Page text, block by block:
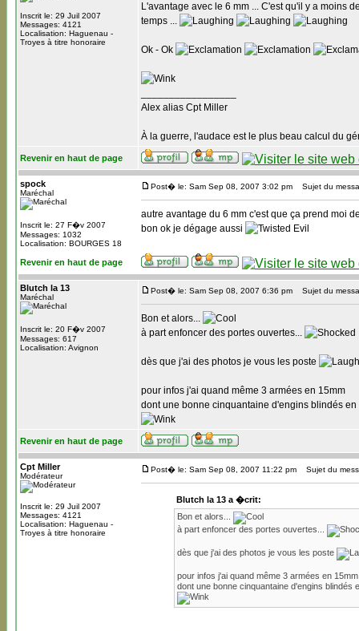
Inscrit le: 29 Juil 2007
Messages: 4121
Localisation: Haguenau -
Troyes à titre honoraire
L'avantage avec le 6 mm ... C'est qu'il y a moins
temps ...
Ok - Ok
Alex alias Cpt Miller
À la guerre, l'audace est le plus beau calcul du
Revenir en haut de page
spock
Maréchal
Inscrit le: 27 F�v 2007
Messages: 1032
Localisation: BOURGES 18
Post� le: Sam Sep 08, 2007 3:02 pm Sujet du
autre avantage du 6 mm c'est que ça prend moi
bon ok je dégage aussi
Revenir en haut de page
Blutch la 13
Maréchal
Inscrit le: 20 F�v 2007
Messages: 617
Localisation: Avignon
Post� le: Sam Sep 08, 2007 6:36 pm Sujet du
Bon et alors...
à part enfoncer des portes ouvertes...
dès que j'ai des photos je vous les poste
pour infos j'ai quand même 3 armées en 15mm
dont une bonne cinquantaine d'engins blindés en
Revenir en haut de page
Cpt Miller
Modérateur
Inscrit le: 29 Juil 2007
Messages: 4121
Localisation: Haguenau -
Troyes à titre honoraire
Post� le: Sam Sep 08, 2007 11:22 pm Sujet du
Blutch la 13 a �crit:
Bon et alors...
à part enfoncer des portes ouvertes...
dès que j'ai des photos je vous les poste
pour infos j'ai quand même 3 armées en 15mm
dont une bonne cinquantaine d'engins blindés